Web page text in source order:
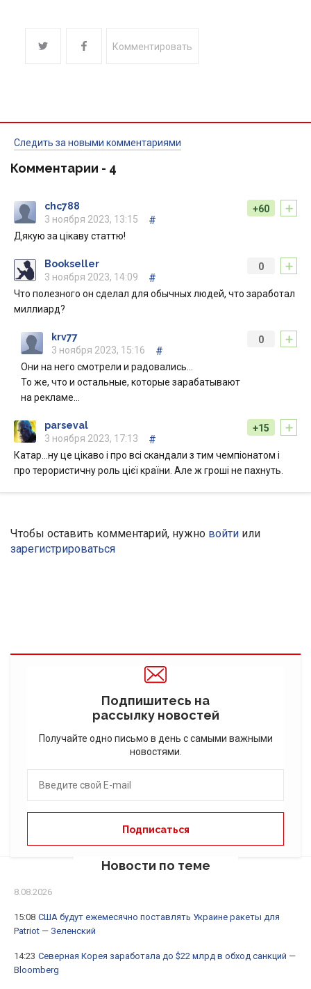
Комментировать
Следить за новыми комментариями
Комментарии - 4
+
+60
chc788
3 ноября 2023, 13:15
#
Дякую за цікаву статтю!
+
0
Bookseller
3 ноября 2023, 14:09
#
Что полезного он сделал для обычных людей, что заработал
миллиард?
+
0
krv77
3 ноября 2023, 15:16
#
Они на него смотрели и радовались…
То же, что и остальные, которые зарабатывают
на рекламе…
+
+15
parseval
3 ноября 2023, 17:13
#
Катар…ну це цікаво і про всі скандали з тим чемпіонатом і
про терористичну роль цієї країни. Але ж гроші не пахнуть.
Чтобы оставить комментарий, нужно войти или
зарегистрироваться
Подпишитесь на
рассылку новостей
Получайте одно письмо в день с самыми важными
новостями.
Новости по теме
8.08.2026
15:08 США будут ежемесячно поставлять Украине ракеты для
Patriot — Зеленский
14:23 Северная Корея заработала до $22 млрд в обход санкций —
Bloomberg